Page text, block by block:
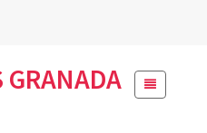
GRANADA